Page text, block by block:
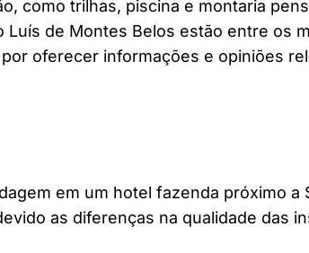
como trilhas, piscina e montaria
Luís de Montes Belos estão entre os
oferecer informações e opiniões
em um hotel fazenda próximo a
as diferenças na qualidade das